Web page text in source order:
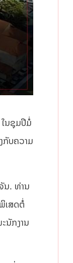
ນຊຸມປີມໍ່
ກັບຄວາມ
ນ. ທ່ານ
ເສດຕໍ່
ນັກງານ